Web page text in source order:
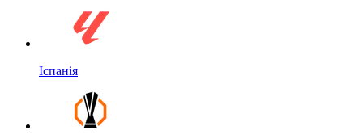
Іспанія